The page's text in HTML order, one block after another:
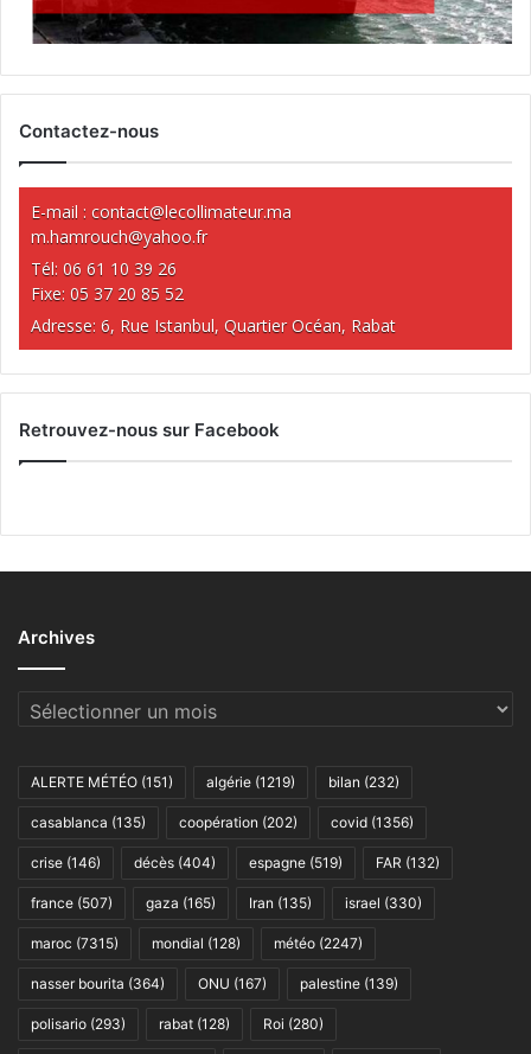
Contactez-nous
E-mail : contact@lecollimateur.ma
m.hamrouch@yahoo.fr
Tél: 06 61 10 39 26
Fixe: 05 37 20 85 52
Adresse: 6, Rue Istanbul, Quartier Océan, Rabat
Retrouvez-nous sur Facebook
Archives
Archives
ALERTE MÉTÉO (151) algérie (1219) bilan (232)
casablanca (135) coopération (202) covid (1356)
crise (146) décès (404) espagne (519) FAR (132)
france (507) gaza (165) Iran (135) israel (330)
maroc (7315) mondial (128) météo (2247)
nasser bourita (364) ONU (167) palestine (139)
polisario (293) rabat (128) Roi (280)